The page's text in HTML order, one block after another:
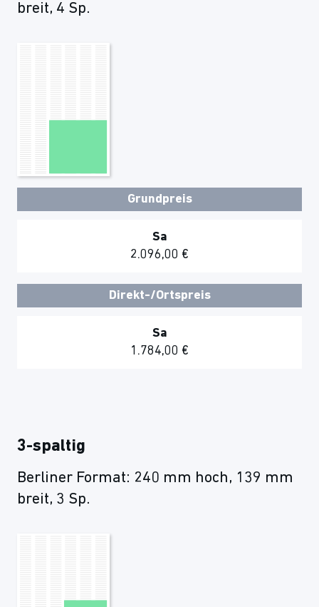
breit, 4 Sp.
Grundpreis
Sa
2.096,00 €
Direkt-/Ortspreis
Sa
1.784,00 €
3-spaltig
Berliner Format: 240 mm hoch, 139 mm
breit, 3 Sp.